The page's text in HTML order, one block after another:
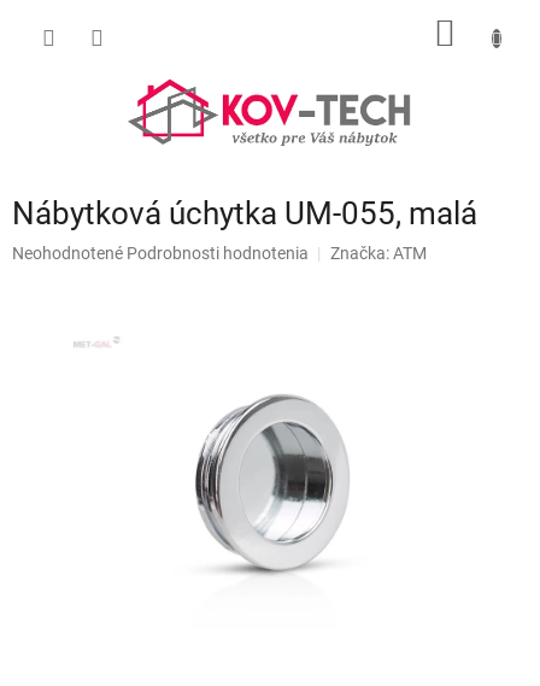
Nábytková úchytka UM-055, malá
Priemerné
Neohodnotené Podrobnosti hodnotenia Značka:ATM